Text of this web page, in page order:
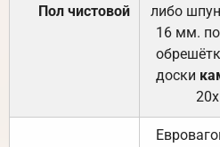
Пол чистовой
либо
16 мм.
доски